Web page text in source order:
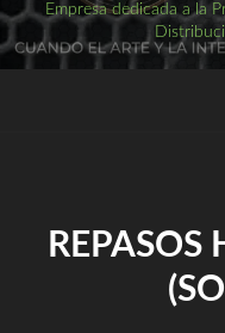
Empresa dedicada a la
REPASOS